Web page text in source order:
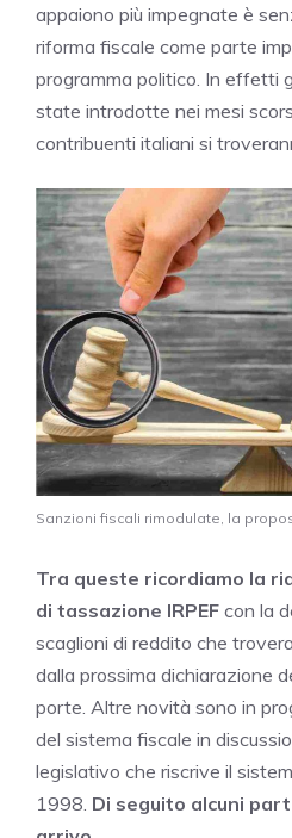
appaiono più impegnate è
riforma fiscale come parte
programma politico. In effetti
state introdotte nei mesi
contribuenti italiani si
Sanzioni fiscali rimodulate, la
Tra queste ricordiamo la
di tassazione IRPEF con la
scaglioni di reddito che
dalla prossima dichiarazione
porte. Altre novità sono in
del sistema fiscale in
legislativo che riscrive il
1998. Di seguito alcuni